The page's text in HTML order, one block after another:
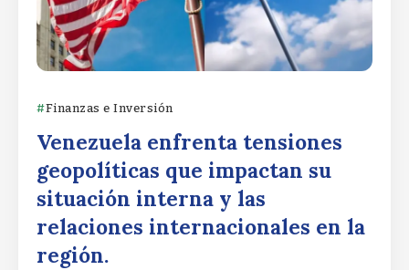
Finanzas e Inversión
Venezuela enfrenta tensiones
geopolíticas que impactan su
situación interna y las
relaciones internacionales en la
región.